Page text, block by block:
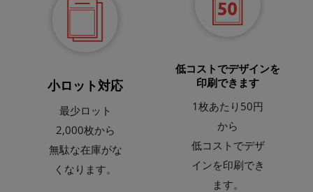
小ロット対応
最少ロット
2,000枚から
無駄な在庫がな
くなります。
低コストでデザインを
印刷できます
1枚あたり50円
から
低コストでデザ
インを印刷でき
ます。